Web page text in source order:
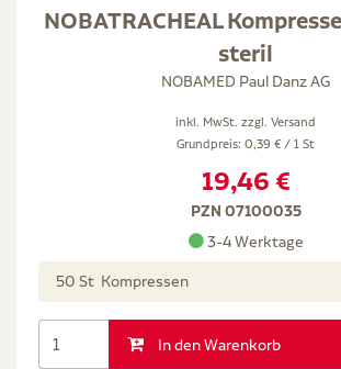
NOBATRACHEAL
steril
NOBAMED Paul Danz AG
inkl. MwSt. zzgl. Versand
Grundpreis: 0,39 € / 1 St
19,46 €
PZN 07100035
3-4 Werktage
50 St Kompressen
In den Warenkorb